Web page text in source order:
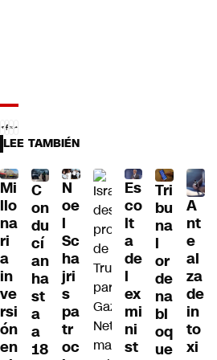
LEE TAMBIÉN
Mi
llo
na
ri
a
in
ve
rsi
ón
en
C
on
du
cí
an
ha
st
a
a
18
N
oe
l
Sc
ha
jri
s
pa
tr
oc
Es
co
lt
a
de
l
ex
mi
ni
st
Tri
bu
na
l
or
de
na
bl
oq
ue
A
nt
e
al
za
de
in
to
xi